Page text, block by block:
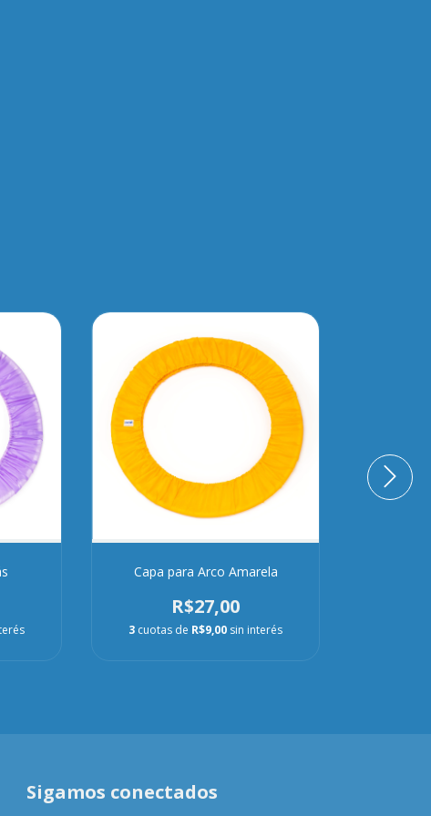
Capa para Arco Amarela
R$27,00
3 cuotas de R$9,00 sin interés
Sigamos conectados